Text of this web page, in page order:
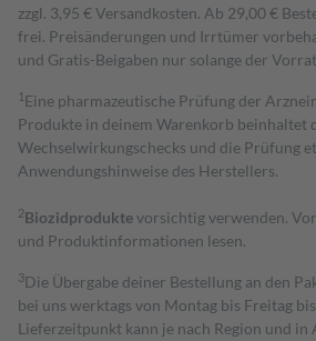
zzgl. 3,95 € Versandkosten. Ab 29,00 €
frei. Preisänderungen und Irrtümer
und Gratis-Beigaben nur solange der
1 Eine pharmazeutische Prüfung der
Produkte in deinem Warenkorb beinhaltet
Wechselwirkungschecks und die Prüfung
Anwendungshinweise des Herstellers.
2Biozidproduktevorsichtig verwenden.
und Produktinformationen lesen.
3Die Übergabe deiner Bestellung an den
bei uns werktags von Montag bis Freitag
Lieferzeitpunkt kann je nach Region und in